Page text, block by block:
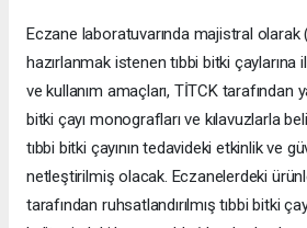
Eczane laboratuvarında majistral olarak
hazırlanmak istenen tıbbi bitki çaylarına
ve kullanım amaçları, TİTCK tarafından
bitki çayı monografları ve kılavuzlarla
tıbbi bitki çayının tedavideki etkinlik ve
netleştirilmiş olacak. Eczanelerdeki
tarafından ruhsatlandırılmış tıbbi bitki